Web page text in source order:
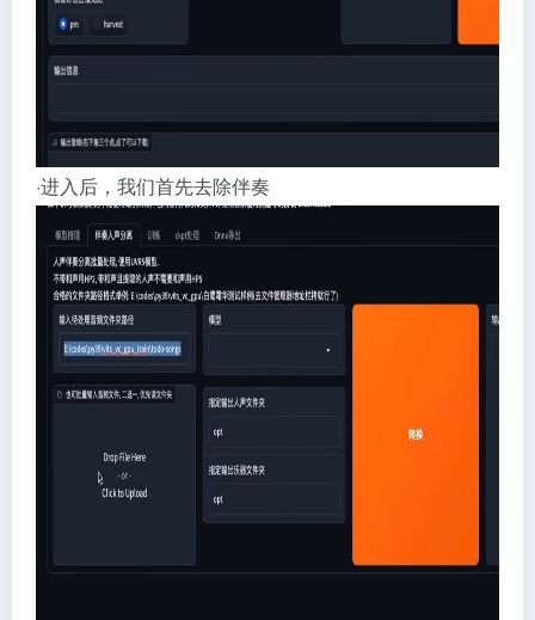
·进入后，我们首先去除伴奏